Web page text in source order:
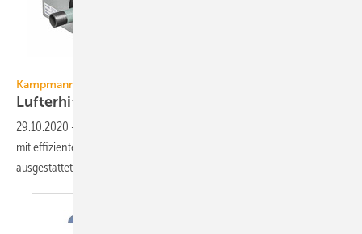
Kampmann
Lufterhitzer mit
29.10.2020 -
mit effizienten EC-Ventilatoren und stufenloser Drehzahlregelung
ausgestattet.